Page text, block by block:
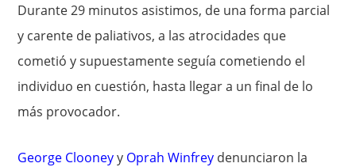
Durante 29 minutos asistimos, de una forma parcial
y carente de paliativos, a las atrocidades que
cometió y supuestamente seguía cometiendo el
individuo en cuestión, hasta llegar a un final de lo
más provocador.
George Clooneyy Oprah Winfrey denunciaron la